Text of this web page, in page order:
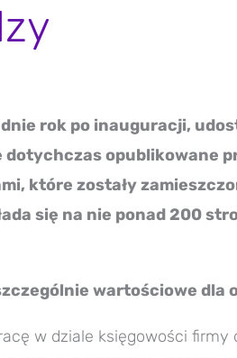
rok po inauguracji,
dotychczas opublikowane
które zostały
się na nie ponad 200
wartościowe dla
w dziale księgowości firmy